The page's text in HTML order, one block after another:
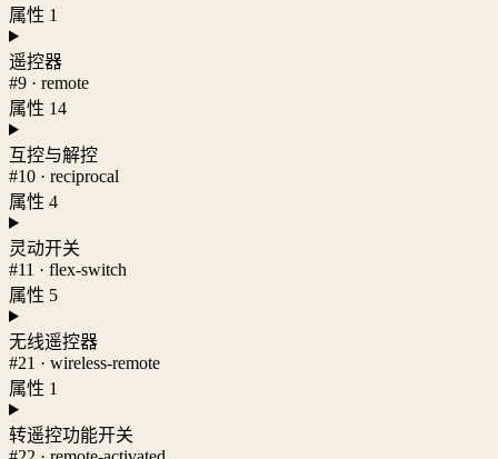
属性 1
遥控器
#9 · remote
属性 14
互控与解控
#10 · reciprocal
属性 4
灵动开关
#11 · flex-switch
属性 5
无线遥控器
#21 · wireless-remote
属性 1
转遥控功能开关